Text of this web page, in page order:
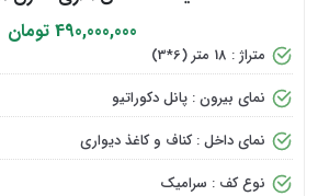
490,000,000 تومان
متراژ : 18 متر (6*3)
نمای بیرون : پانل دکوراتیو
نمای داخل : کناف و کاغذ دیواری
نوع کف : سرامیک